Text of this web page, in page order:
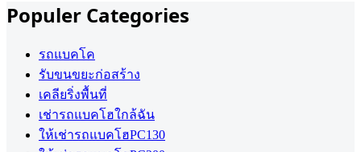
Populer Categories
รถแบคโค
รับขนขยะก่อสร้าง
เคลียริ่งพื้นที่
เช่ารถแบคโฮใกล้ฉัน
ให้เช่ารถแบคโฮPC130